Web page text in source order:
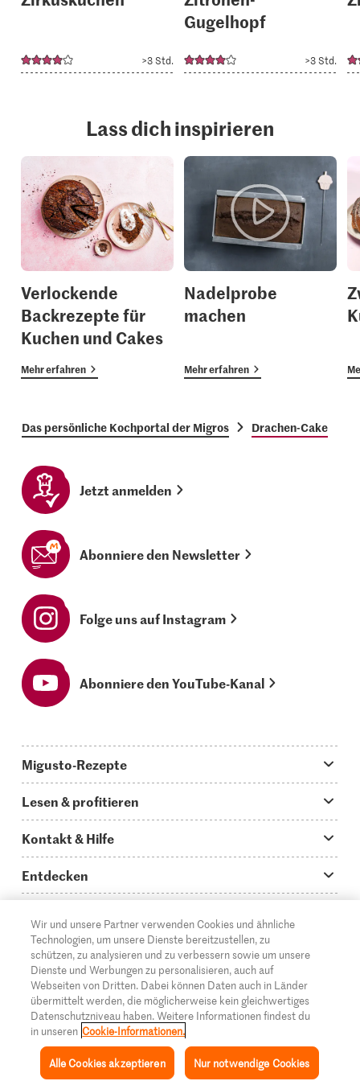
Inspiration Rezepte Mein Migusto Menü
>3 Std.
Gugelhopf
>3 Std.
Lass dich inspirieren
Verlockende
Backrezepte für
Kuchen und Cakes
Mehr erfahren
Nadelprobe
machen
Mehr erfahren
Das persönliche Kochportal der Migros Drachen-Cake
Jetzt anmelden
Abonniere den Newsletter
Folge uns auf Instagram
Abonniere den YouTube-Kanal
Migusto-Rezepte
Was koche ich heute?
Hauptgerichte
Schnelle & einfache Rezepte
Apéro & Fingerfood
Backen
Rezepte für Familien & Kinder
Alle Rezeptkategorien
Lesen & profitieren
Storys
How to-Videos
Glossar
Migusto Login
Migusto Printmagazin
Wettbewerbe
Kontakt & Hilfe
Infos zum Kochen mit Migusto
Kontakt
Mediadaten Werbetreibende
Impressum
Rechtliche Hinweise
Datenschutz
Entdecken
Supermarkt
Migros Online
Über die Migros
Filialen
Cumulus
Migros-Magazin
© 2026 Migros-Genossenschafts-Bund
DE FR IT
Wir und unsere Partner verwenden Cookies und ähnliche
Technologien, um unsere Dienste bereitzustellen, zu
schützen, zu analysieren und zu verbessern sowie um unsere
Dienste und Werbungen zu personalisieren, auch auf
Webseiten von Dritten. Dabei können Daten auch in Länder
übermittelt werden, die möglicherweise kein gleichwertiges
Datenschutzniveau haben. Weitere Informationen findest du
in unseren Cookie-Informationen.
Nur notwendige Cookies
Alle Cookies akzeptieren